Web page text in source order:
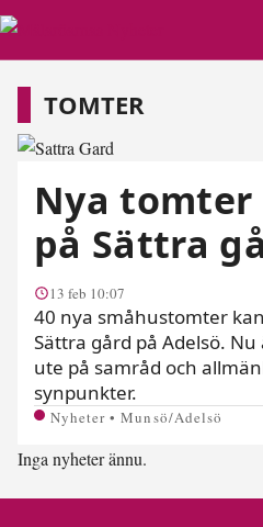
Tomter
TOMTER
Nya tomter
på Sättra
13 feb 10:07
40 nya småhustomter
Sättra gård på Adelsö.
ute på samråd och
synpunkter.
Nyheter • Munsö/Adelsö
Inga nyheter ännu.